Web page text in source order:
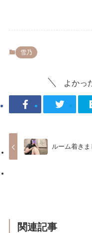
雪乃
よかっ
ルーム着きま
関連記事